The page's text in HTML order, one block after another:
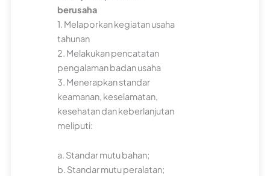
berusaha
1. Melaporkan kegiatan usaha
tahunan
2. Melakukan pencatatan
pengalaman badan usaha
3. Menerapkan standar
keamanan, keselamatan,
kesehatan dan keberlanjutan
meliputi:
a. Standar mutu bahan;
b. Standar mutu peralatan;